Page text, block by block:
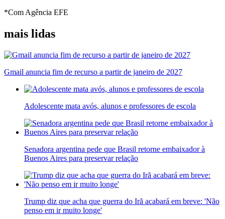
*Com Agência EFE
mais lidas
Gmail anuncia fim de recurso a partir de janeiro de 2027
Adolescente mata avós, alunos e professores de escola
Senadora argentina pede que Brasil retorne embaixador à
Buenos Aires para preservar relação
Trump diz que acha que guerra do Irã acabará em breve: 'Não
penso em ir muito longe'